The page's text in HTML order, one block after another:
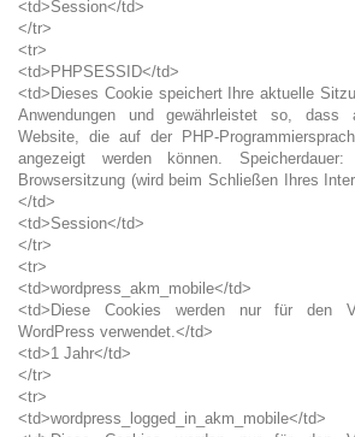
<td>Session</td>
</tr>
<tr>
<td>PHPSESSID</td>
<td>Dieses Cookie speichert Ihre aktuelle
Anwendungen und gewährleistet so, dass
Website, die auf der PHP-
angezeigt werden können.
Browsersitzung (wird beim Schließen Ihres
</td>
<td>Session</td>
</tr>
<tr>
<td>wordpress_akm_mobile</td>
<td>Diese Cookies werden nur für den
WordPress verwendet.</td>
<td>1 Jahr</td>
</tr>
<tr>
<td>wordpress_logged_in_akm_mobile</td>